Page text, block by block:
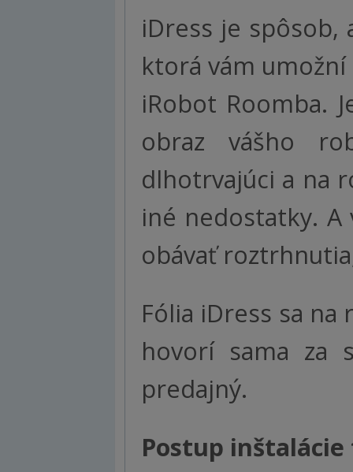
iDress je spôsob,
ktorá vám
iRobot Roomba.
obraz vášho
dlhotrvajúci a na
iné nedostatky.
obávať
Fólia iDress sa
hovorí sama za
predajný.
Postup